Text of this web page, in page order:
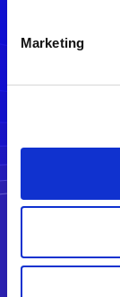
Marketing